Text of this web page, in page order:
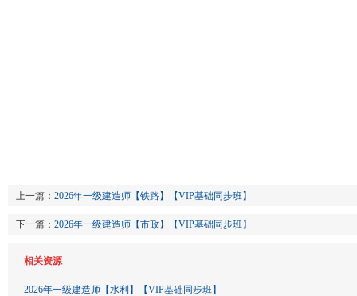
上一篇： 2026年一级建造师【铁路】【VIP基础同步班】
下一篇： 2026年一级建造师【市政】【VIP基础同步班】
相关资源
2026年一级建造师【水利】【VIP基础同步班】